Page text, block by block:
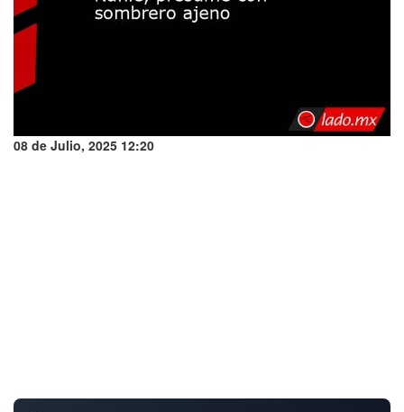
08 de Julio, 2025 12:20